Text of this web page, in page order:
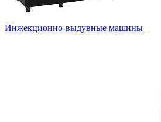
Инжекционно-выдувные машины